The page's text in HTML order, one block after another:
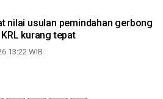
nilai usulan pemindahan gerbong
kurang tepat
13:22 WIB